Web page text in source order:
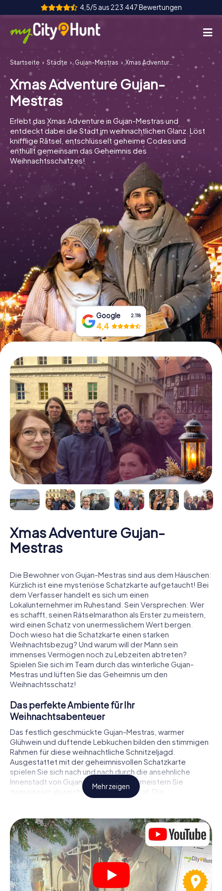
4,5/5 aus 223.447 Bewertungen
So funktioniert's
Städte
Touren
Teamevent
Tickets
INT CH
ES
UK
IT
Tickets buchen
Gutscheine bestellen
Startseite Städte Gujan-Mestras Xmas Adventure Gujan-Mestras
Xmas Adventure Gujan-
Mestras
Erlebt das Xmas Adventure in Gujan-Mestras und
entdeckt dabei die Stadt im weihnachtlichen Glanz. Löst
knifflige Rätsel, entschlüsselt geheime Codes und
enthüllt gemeinsam das Geheimnis des
Weihnachtsschatzes!
Google 2.118
4,4
Xmas Adventure Gujan-
Mestras
Die Bewohner von Gujan-Mestras sind aus dem Häuschen:
Kürzlich ist eine mysteriöse Schatzkarte aufgetaucht! Bei
dem Verfasser handelt es sich um einen
Lokalunternehmer im Ruhestand. Sein Versprechen: Wer
es schafft, seinen Rätselmarathon als Erster zu meistern,
wird einen Schatz von unermesslichem Wert bergen.
Doch wieso hat die Schatzkarte einen starken
Weihnachtsbezug? Und warum will der Mann sein
immenses Vermögen noch zu Lebzeiten abtreten?
Spielen Sie sich im Team durch das winterliche Gujan-
Mestras und lüften Sie das Geheimnis um den
Weihnachtsschatz!
Das perfekte Ambiente für Ihr
Weihnachtsabenteuer
Das festlich geschmückte Gujan-Mestras, warmer
Glühwein und duftende Lebkuchen bilden den stimmigen
Rahmen für diese weihnachtliche Schnitzeljagd.
Ausgestattet mit der geheimnisvollen Schatzkarte
spielen Sie sich nach und nach durch die ansehnliche
Innenstadt von Gujan-Mestras. Dabei meistern Sie
gemeinsam abwechslungsreiche Rätsel. Die
Weihnachtsthematik zieht sich als roter Faden durch das
Weise erfahren Sie faszinierende Anekdoten rund um das
nahende Weihnachtsfest. Wird es Ihnen gelingen, die
Hinweise richtig zu deuten und anderen Schatzsuchern
stets einen Schritt voraus zu sein?
Der Weihnachtsmarkt von Gujan-Mestras als
Zwischenstopp
Mehr zeigen